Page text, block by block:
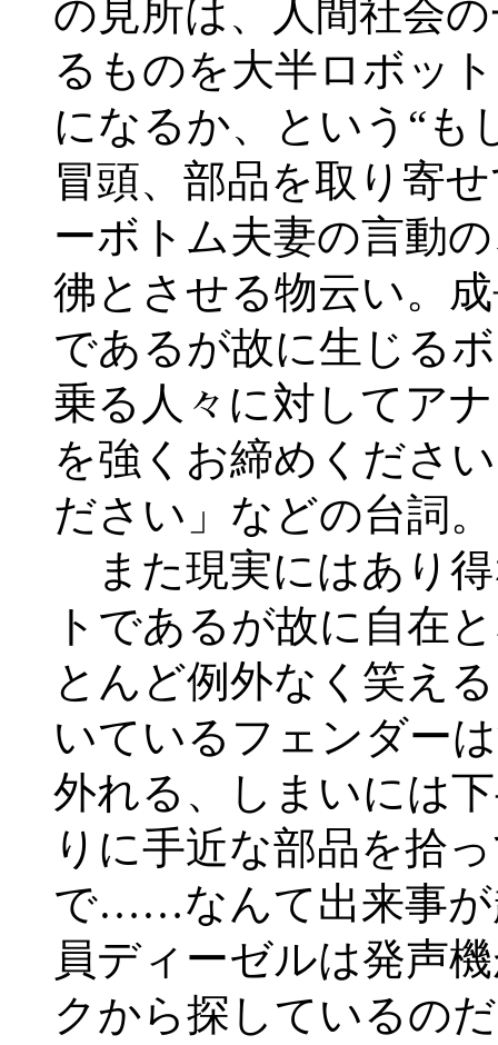
の見所は、人間社会
るものを大半ロボッ
になるか、という“も
冒頭、部品を取り寄
ーボトム夫妻の言動
彿とさせる物云い。
であるが故に生じる
乗る人々に対してア
を強くお締めくださ
ださい」などの台詞。
また現実にはあり
トであるが故に自在
とんど例外なく笑え
いているフェンダー
外れる、しまいには
りに手近な部品を拾
で……なんて出来事が
員ディーゼルは発声
クから探しているの